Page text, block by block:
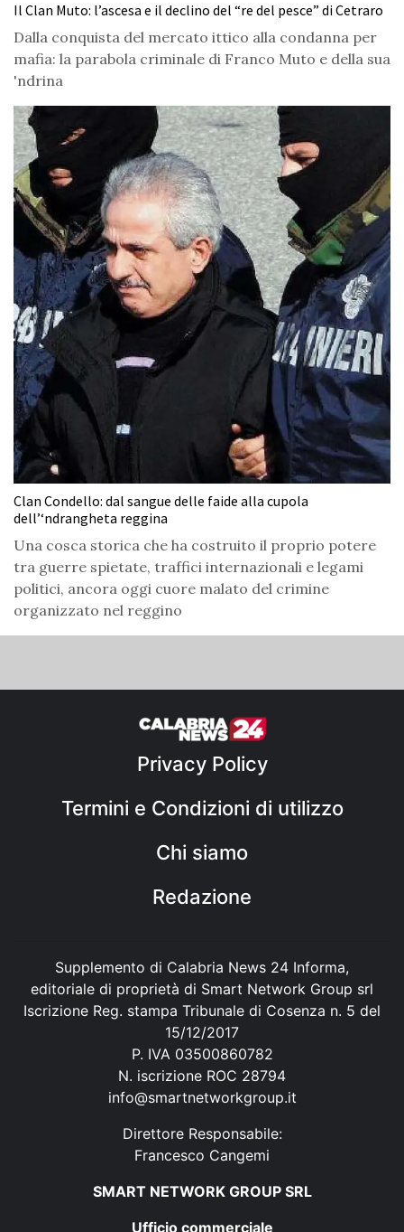
Il Clan Muto: l’ascesa e il declino del “re del pesce” di Cetraro
Dalla conquista del mercato ittico alla condanna per
mafia: la parabola criminale di Franco Muto e della sua
'ndrina
Clan Condello: dal sangue delle faide alla cupola
dell’‘ndrangheta reggina
Una cosca storica che ha costruito il proprio potere
tra guerre spietate, traffici internazionali e legami
politici, ancora oggi cuore malato del crimine
organizzato nel reggino
Privacy Policy
Termini e Condizioni di utilizzo
Chi siamo
Redazione
Supplemento di Calabria News 24 Informa,
editoriale di proprietà di Smart Network Group srl
Iscrizione Reg. stampa Tribunale di Cosenza n. 5 del
15/12/2017
P. IVA 03500860782
N. iscrizione ROC 28794
info@smartnetworkgroup.it
Direttore Responsabile:
Francesco Cangemi
SMART NETWORK GROUP SRL
Ufficio commerciale